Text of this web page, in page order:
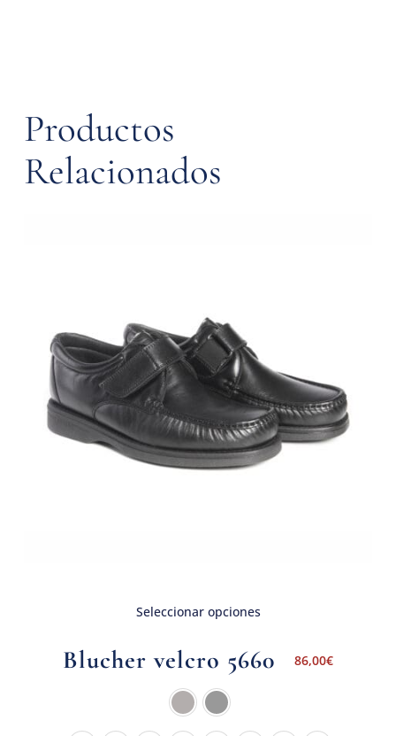
Productos
Relacionados
Seleccionar opciones
Blucher velcro 5660 86,00€